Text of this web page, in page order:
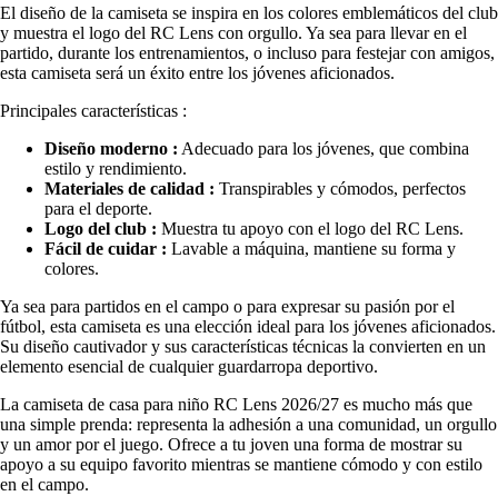
El diseño de la camiseta se inspira en los colores emblemáticos del club
y muestra el logo del RC Lens con orgullo. Ya sea para llevar en el
partido, durante los entrenamientos, o incluso para festejar con amigos,
esta camiseta será un éxito entre los jóvenes aficionados.
Principales características :
Diseño moderno : Adecuado para los jóvenes, que combina
estilo y rendimiento.
Materiales de calidad : Transpirables y cómodos, perfectos
para el deporte.
Logo del club : Muestra tu apoyo con el logo del RC Lens.
Fácil de cuidar : Lavable a máquina, mantiene su forma y
colores.
Ya sea para partidos en el campo o para expresar su pasión por el
fútbol, esta camiseta es una elección ideal para los jóvenes aficionados.
Su diseño cautivador y sus características técnicas la convierten en un
elemento esencial de cualquier guardarropa deportivo.
La camiseta de casa para niño RC Lens 2026/27 es mucho más que
una simple prenda: representa la adhesión a una comunidad, un orgullo
y un amor por el juego. Ofrece a tu joven una forma de mostrar su
apoyo a su equipo favorito mientras se mantiene cómodo y con estilo
en el campo.